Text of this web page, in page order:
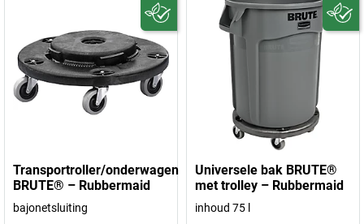
Transportroller/onderwagen
BRUTE® – Rubbermaid
bajonetsluiting
Universele bak BRUTE®
met trolley – Rubbermaid
inhoud 75 l